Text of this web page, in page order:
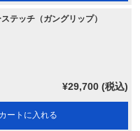
テッチ（ガングリップ）
¥29,700 (税込)
カートに入れる